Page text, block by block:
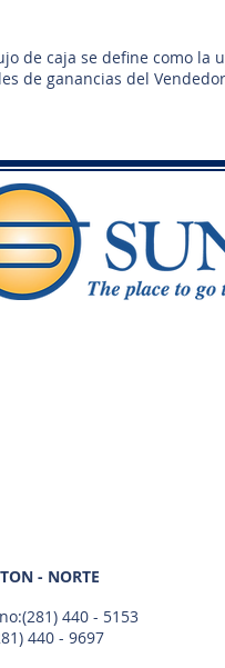
de caja se define como la
de ganancias del
- NORTE
(281) 440 - 5153
440 - 9697